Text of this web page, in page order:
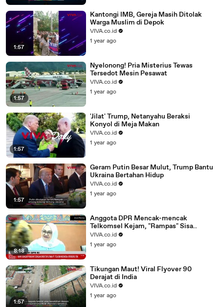
1:57
Kantongi IMB, Gereja Masih Ditolak
Warga Muslim di Depok
VIVA.co.id
1 year ago
1:57
Nyelonong! Pria Misterius Tewas
Tersedot Mesin Pesawat
VIVA.co.id
1 year ago
1:57
'Jilat' Trump, Netanyahu Beraksi
Konyol di Meja Makan
VIVA.co.id
1 year ago
1:57
Geram Putin Besar Mulut, Trump Bantu
Ukraina Bertahan Hidup
VIVA.co.id
1 year ago
8:18
Anggota DPR Mencak-mencak
Telkomsel Kejam, "Rampas" Sisa..
VIVA.co.id
1 year ago
1:57
Tikungan Maut! Viral Flyover 90
Derajat di India
VIVA.co.id
1 year ago